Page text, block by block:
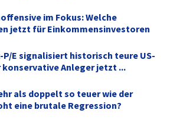
im Fokus: Welche
jetzt für Einkommensinvestoren
E signalisiert historisch teure US-
konservative Anleger jetzt ...
als doppelt so teuer wie der
eine brutale Regression?